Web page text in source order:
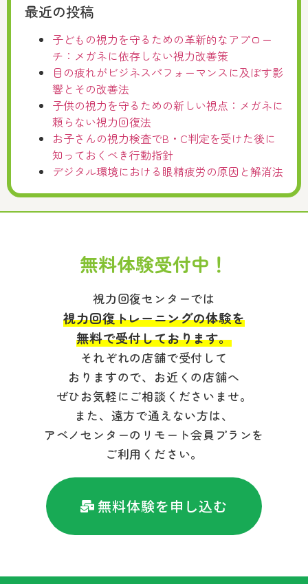
最近の投稿
子どもの視力を守るための革新的なアプロー
チ：メガネに依存しない視力改善策
目の疲れがビジネスパフォーマンスに及ぼす影
響とその改善法
子供の視力を守るための新しい視点：メガネに
頼らない視力回復法
お子さんの視力検査でB・C判定を受けた後に
知っておくべき行動指針
デジタル環境における眼精疲労の原因と解消法
無料体験受付中！
視力回復センターでは
視力回復トレーニングの体験を
無料で受付しております。
それぞれの店舗で受付して
おりますので、お近くの店舗へ
ぜひお気軽にご相談くださいませ。
また、遠方で通えない方は、
アベノセンターのリモート会員プランを
ご利用ください。
無料体験を申し込む